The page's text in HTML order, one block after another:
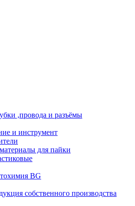
,провода и разъёмы
и инструмент
для пайки
BG
собственного производства